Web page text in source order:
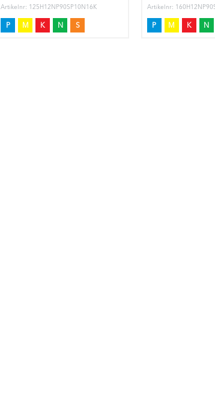
CU
Artikelnr: 125H12NP90SP10N16K
P M K N S
CU
Artikelnr:
P M K N